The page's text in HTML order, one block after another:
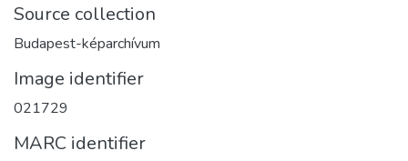
Source collection
Budapest-képarchívum
Image identifier
021729
MARC identifier